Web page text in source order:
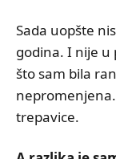
Sada uopšte
godina. I nije u
što sam bila
trepavice.